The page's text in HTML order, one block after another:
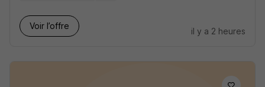
Voir l’offre
il y a 2 heures